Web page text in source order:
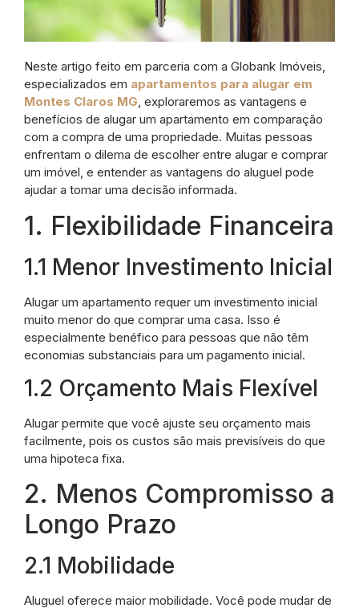
Neste artigo feito em parceria com a Globank Imóveis,
especializados em apartamentos para alugar em
Montes Claros MG, exploraremos as vantagens e
benefícios de alugar um apartamento em comparação
com a compra de uma propriedade. Muitas pessoas
enfrentam o dilema de escolher entre alugar e comprar
um imóvel, e entender as vantagens do aluguel pode
ajudar a tomar uma decisão informada.
1. Flexibilidade Financeira
1.1 Menor Investimento Inicial
Alugar um apartamento requer um investimento inicial
muito menor do que comprar uma casa. Isso é
especialmente benéfico para pessoas que não têm
economias substanciais para um pagamento inicial.
1.2 Orçamento Mais Flexível
Alugar permite que você ajuste seu orçamento mais
facilmente, pois os custos são mais previsíveis do que
uma hipoteca fixa.
2. Menos Compromisso a
Longo Prazo
2.1 Mobilidade
Aluguel oferece maior mobilidade. Você pode mudar de